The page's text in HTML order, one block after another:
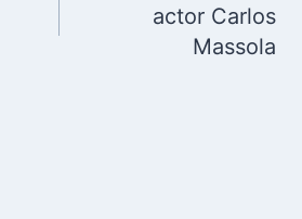
actor Carlos
Massola